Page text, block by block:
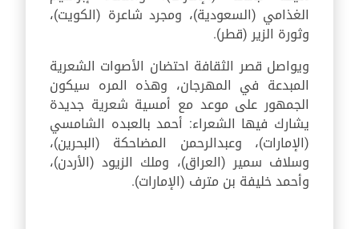
الغذامي (السعودية)، ومجرد شاعرة (الكويت)،
وثورة الزير (قطر).
ويواصل قصر الثقافة احتضان الأصوات الشعرية
المبدعة في المهرجان، وهذه المره سيكون
الجمهور على موعد مع أمسية شعرية جديدة
يشارك فيها الشعراء: أحمد بالعبده الشامسي
(الإمارات)، وعبدالرحمن المضاحكة (البحرين)،
وسلاف سمير (العراق)، وملك الزيود (الأردن)،
وأحمد خليفة بن مترف (الإمارات).